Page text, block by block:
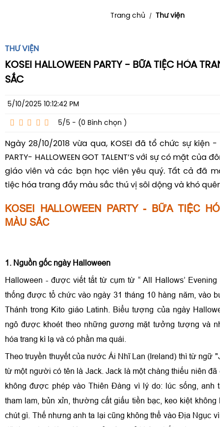
Trang chủ / Thư viện
THƯ VIỆN
KOSEI HALLOWEEN PARTY - BỮA TIỆC HÓA
SẮC
5/10/2025 10:12:42 PM
5/5 - (0 Bình chọn )
Ngày 28/10/2018 vừa qua, KOSEI đã tổ chức sự kiện -
PARTY- HALLOWEEN GOT TALENT’S với sự có mặt của
giáo viên và các bạn học viên yêu quý. Tất cả đã
tiệc hóa trang đầy màu sắc thú vị sôi dộng và khó
KOSEI HALLOWEEN PARTY - BỮA TIỆC
MÀU SẮC
1. Nguồn gốc ngày Halloween
Halloween - được viết tắt từ cụm từ “ All Hallows’
thống được tổ chức vào ngày 31 tháng 10 hàng năm, vào
Thánh trong Kito giáo Latinh. Biểu tượng của ngày
ngô được khoét theo những gương mặt tưởng tượng và
hóa trang kì lạ và có phần ma quái.
Theo truyền thuyết của nước Ái Nhĩ Lan (Ireland) thì từ ngữ
từ một người có tên là Jack. Jack là một chàng thiếu niên
không được phép vào Thiên Đàng vì lý do: lúc sống, anh
tham lam, bủn xỉn, thường cất giấu tiền bạc, keo kiệt không
chút gì. Thế nhưng anh ta lại cũng không thể vào Địa Ngục